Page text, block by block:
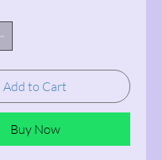
Add to Cart
Buy Now